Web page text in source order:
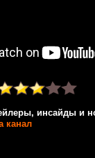
инсайды и
канал